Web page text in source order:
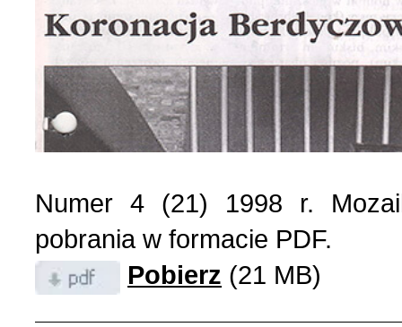
Numer 4 (21) 1998 r.
pobrania w formacie PDF.
Pobierz (21 MB)